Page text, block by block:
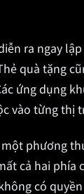
ra ngay
quà tặng
ứng dụng
vào từng thị
phương
cả hai phía
có